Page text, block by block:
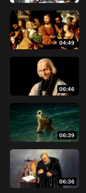
04:49
06:46
06:39
06:36